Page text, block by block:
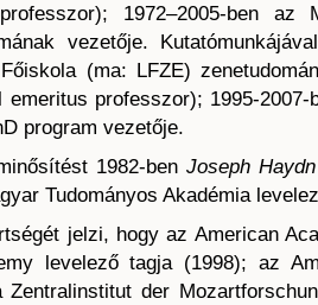
1972–2005-ben az
vezetője.
(ma: LFZE)
professzor); 1995-
program vezetője.
1982-ben Joseph
Tudományos Akadémia
jelzi, hogy az American
levelező tagja (1998); az
der